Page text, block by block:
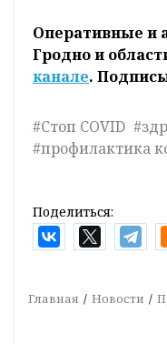
Оперативные и
Гродно и
канале.
#Стоп COVID
#профилактика
Поделиться:
Главная Новости